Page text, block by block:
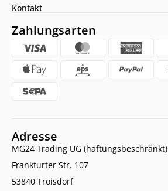
Kontakt
Zahlungsarten
Adresse
MG24 Trading UG (haftungsbeschränkt)
Frankfurter Str. 107
53840 Troisdorf